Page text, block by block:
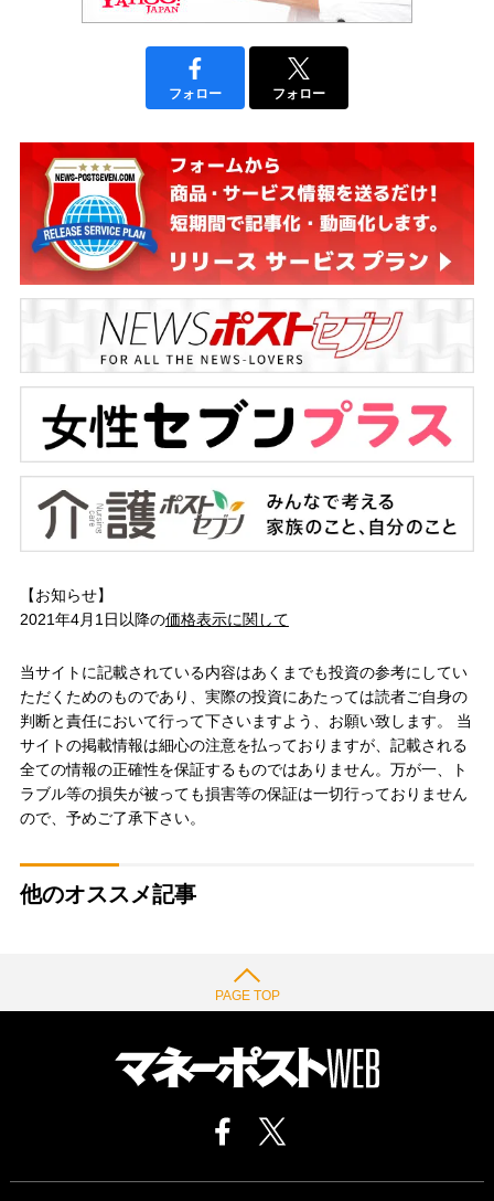
フォロー フォロー
【お知らせ】
2021年4月1日以降の価格表示に関して
当サイトに記載されている内容はあくまでも投資の参考にしてい
ただくためのものであり、実際の投資にあたっては読者ご自身の
判断と責任において行って下さいますよう、お願い致します。 当
サイトの掲載情報は細心の注意を払っておりますが、記載される
全ての情報の正確性を保証するものではありません。万が一、ト
ラブル等の損失が被っても損害等の保証は一切行っておりません
ので、予めご了承下さい。
他のオススメ記事
PAGE TOP